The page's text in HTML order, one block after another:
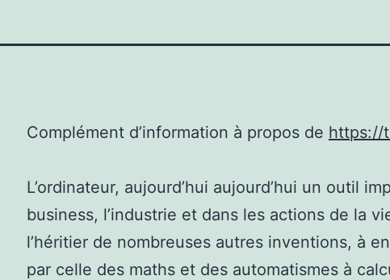
Complément d’information à propos de https://
L’ordinateur, aujourd’hui aujourd’hui un outil
business, l’industrie et dans les actions de la
l’héritier de nombreuses autres inventions, à
par celle des maths et des automatismes à